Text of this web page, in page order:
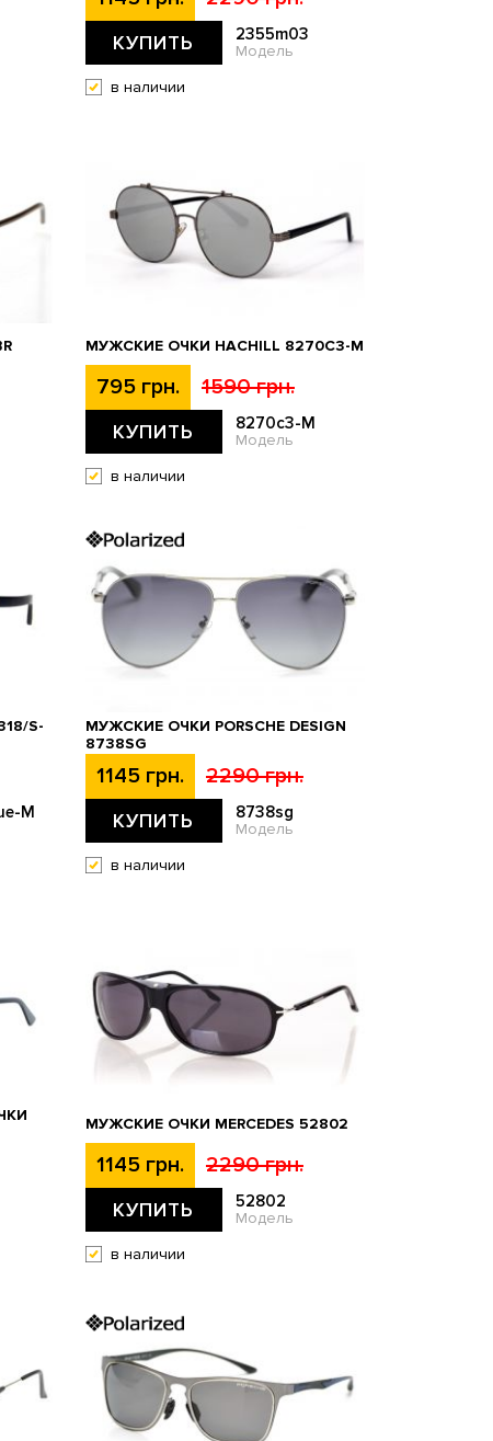
КУПИТЬ 2355m03
Модель
в наличии
МУЖСКИЕ ОЧКИ HACHILL 8270C3-M
795 грн. 1590 грн.
КУПИТЬ 8270c3-M
Модель
в наличии
S-
M
МУЖСКИЕ ОЧКИ PORSCHE DESIGN
8738SG
1145 грн. 2290 грн.
КУПИТЬ 8738sg
Модель
в наличии
МУЖСКИЕ ОЧКИ MERCEDES 52802
1145 грн. 2290 грн.
КУПИТЬ 52802
Модель
в наличии